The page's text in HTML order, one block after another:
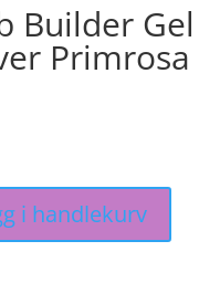
Builder
i handlekurv